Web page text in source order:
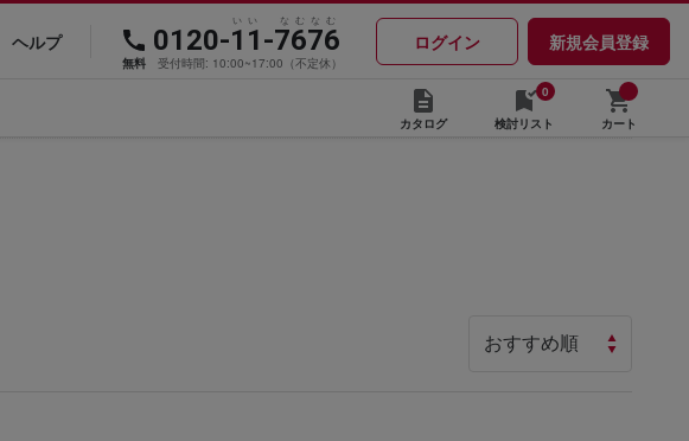
ヘルプ
無料
いい なむなむ
0120-11-7676
受付時間: 10:00~17:00（不定休）
ログイン 新規会員登録
カタログ
0
検討リスト
カート